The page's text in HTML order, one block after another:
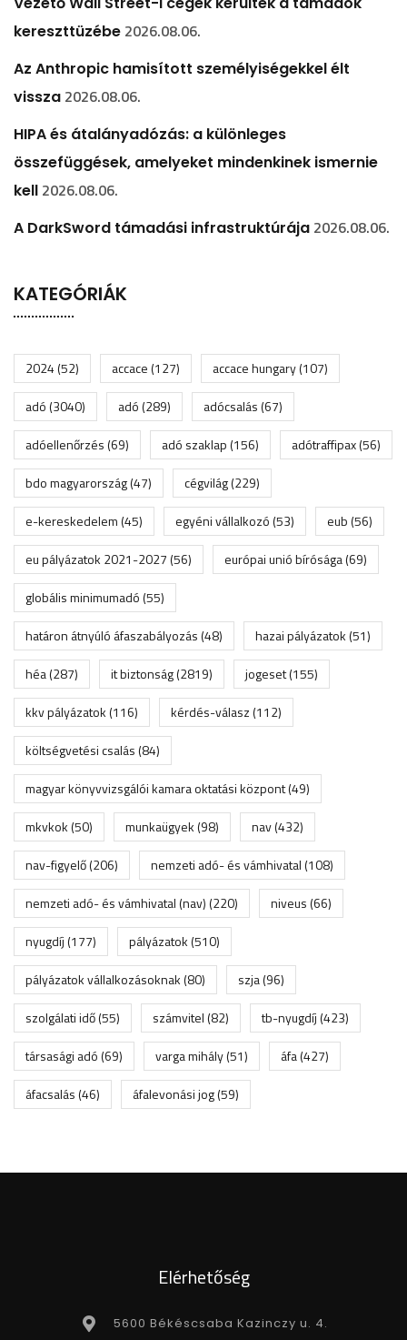
kereszttüzébe 2026.08.06.
Az Anthropic hamisított személyiségekkel élt
vissza 2026.08.06.
HIPA és átalányadózás: a különleges
összefüggések, amelyeket mindenkinek ismernie
kell 2026.08.06.
A DarkSword támadási infrastruktúrája 2026.08.06.
KATEGÓRIÁK
2024(52) accace(127) accace hungary(107)
adó(3040) adó(289) adócsalás(67)
adóellenőrzés(69) adó szaklap(156) adótraffipax(56)
bdo magyarország(47) cégvilág(229)
e-kereskedelem(45) egyéni vállalkozó(53) eub(56)
eu pályázatok 2021-2027(56) európai unió bírósága(69)
globális minimumadó(55)
határon átnyúló áfaszabályozás(48) hazai pályázatok(51)
héa(287) it biztonság(2819) jogeset(155)
kkv pályázatok(116) kérdés-válasz(112)
költségvetési csalás(84)
magyar könyvvizsgálói kamara oktatási központ(49)
mkvkok(50) munkaügyek(98) nav(432)
nav-figyelő(206) nemzeti adó- és vámhivatal(108)
nemzeti adó- és vámhivatal (nav)(220) niveus(66)
nyugdíj(177) pályázatok(510)
pályázatok vállalkozásoknak(80) szja(96)
szolgálati idő(55) számvitel(82) tb-nyugdíj(423)
társasági adó(69) varga mihály(51) áfa(427)
áfacsalás(46) áfalevonási jog(59)
Elérhetőség
5600 Békéscsaba Kazinczy u. 4.